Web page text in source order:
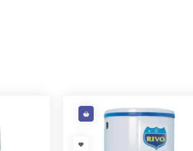
VISIT LINK